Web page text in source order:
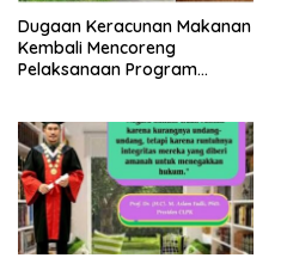
Dugaan Keracunan Makanan
Kembali Mencoreng
Pelaksanaan Program
Bersama Kota Dumai